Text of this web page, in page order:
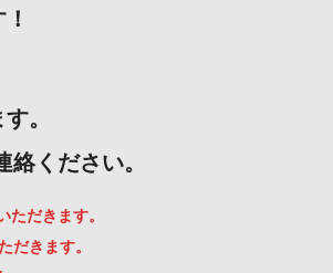
。
ください。
だきます。
きます。